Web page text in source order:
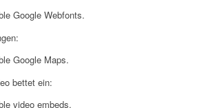
Google Webfonts.
Google Maps.
bettet ein:
video embeds.